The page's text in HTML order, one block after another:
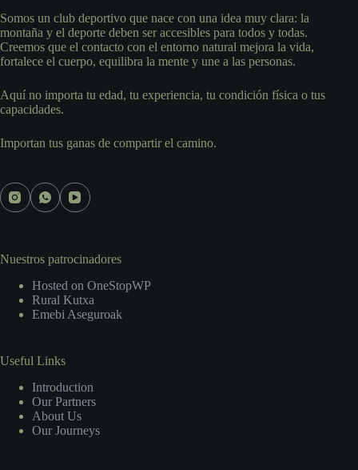
Somos un club deportivo que nace con una idea muy clara: la
montaña y el deporte deben ser accesibles para todos y todas.
Creemos que el contacto con el entorno natural mejora la vida,
fortalece el cuerpo, equilibra la mente y une a las personas.
Aquí no importa tu edad, tu experiencia, tu condición física o tus
capacidades.
Importan tus ganas de compartir el camino.
Nuestros patrocinadores
Hosted on OneStopWP
Rural Kutxa
Emebi Aseguroak
Useful Links
Introduction
Our Partners
About Us
Our Journeys